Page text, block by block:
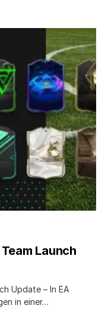
Launch
Update – In EA
in einer…